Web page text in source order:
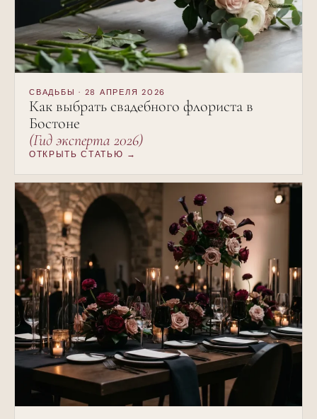
СВАДЬБЫ · 28 АПРЕЛЯ 2026
Как выбрать свадебного флориста в
Бостоне
(Гид эксперта 2026)
ОТКРЫТЬ СТАТЬЮ →